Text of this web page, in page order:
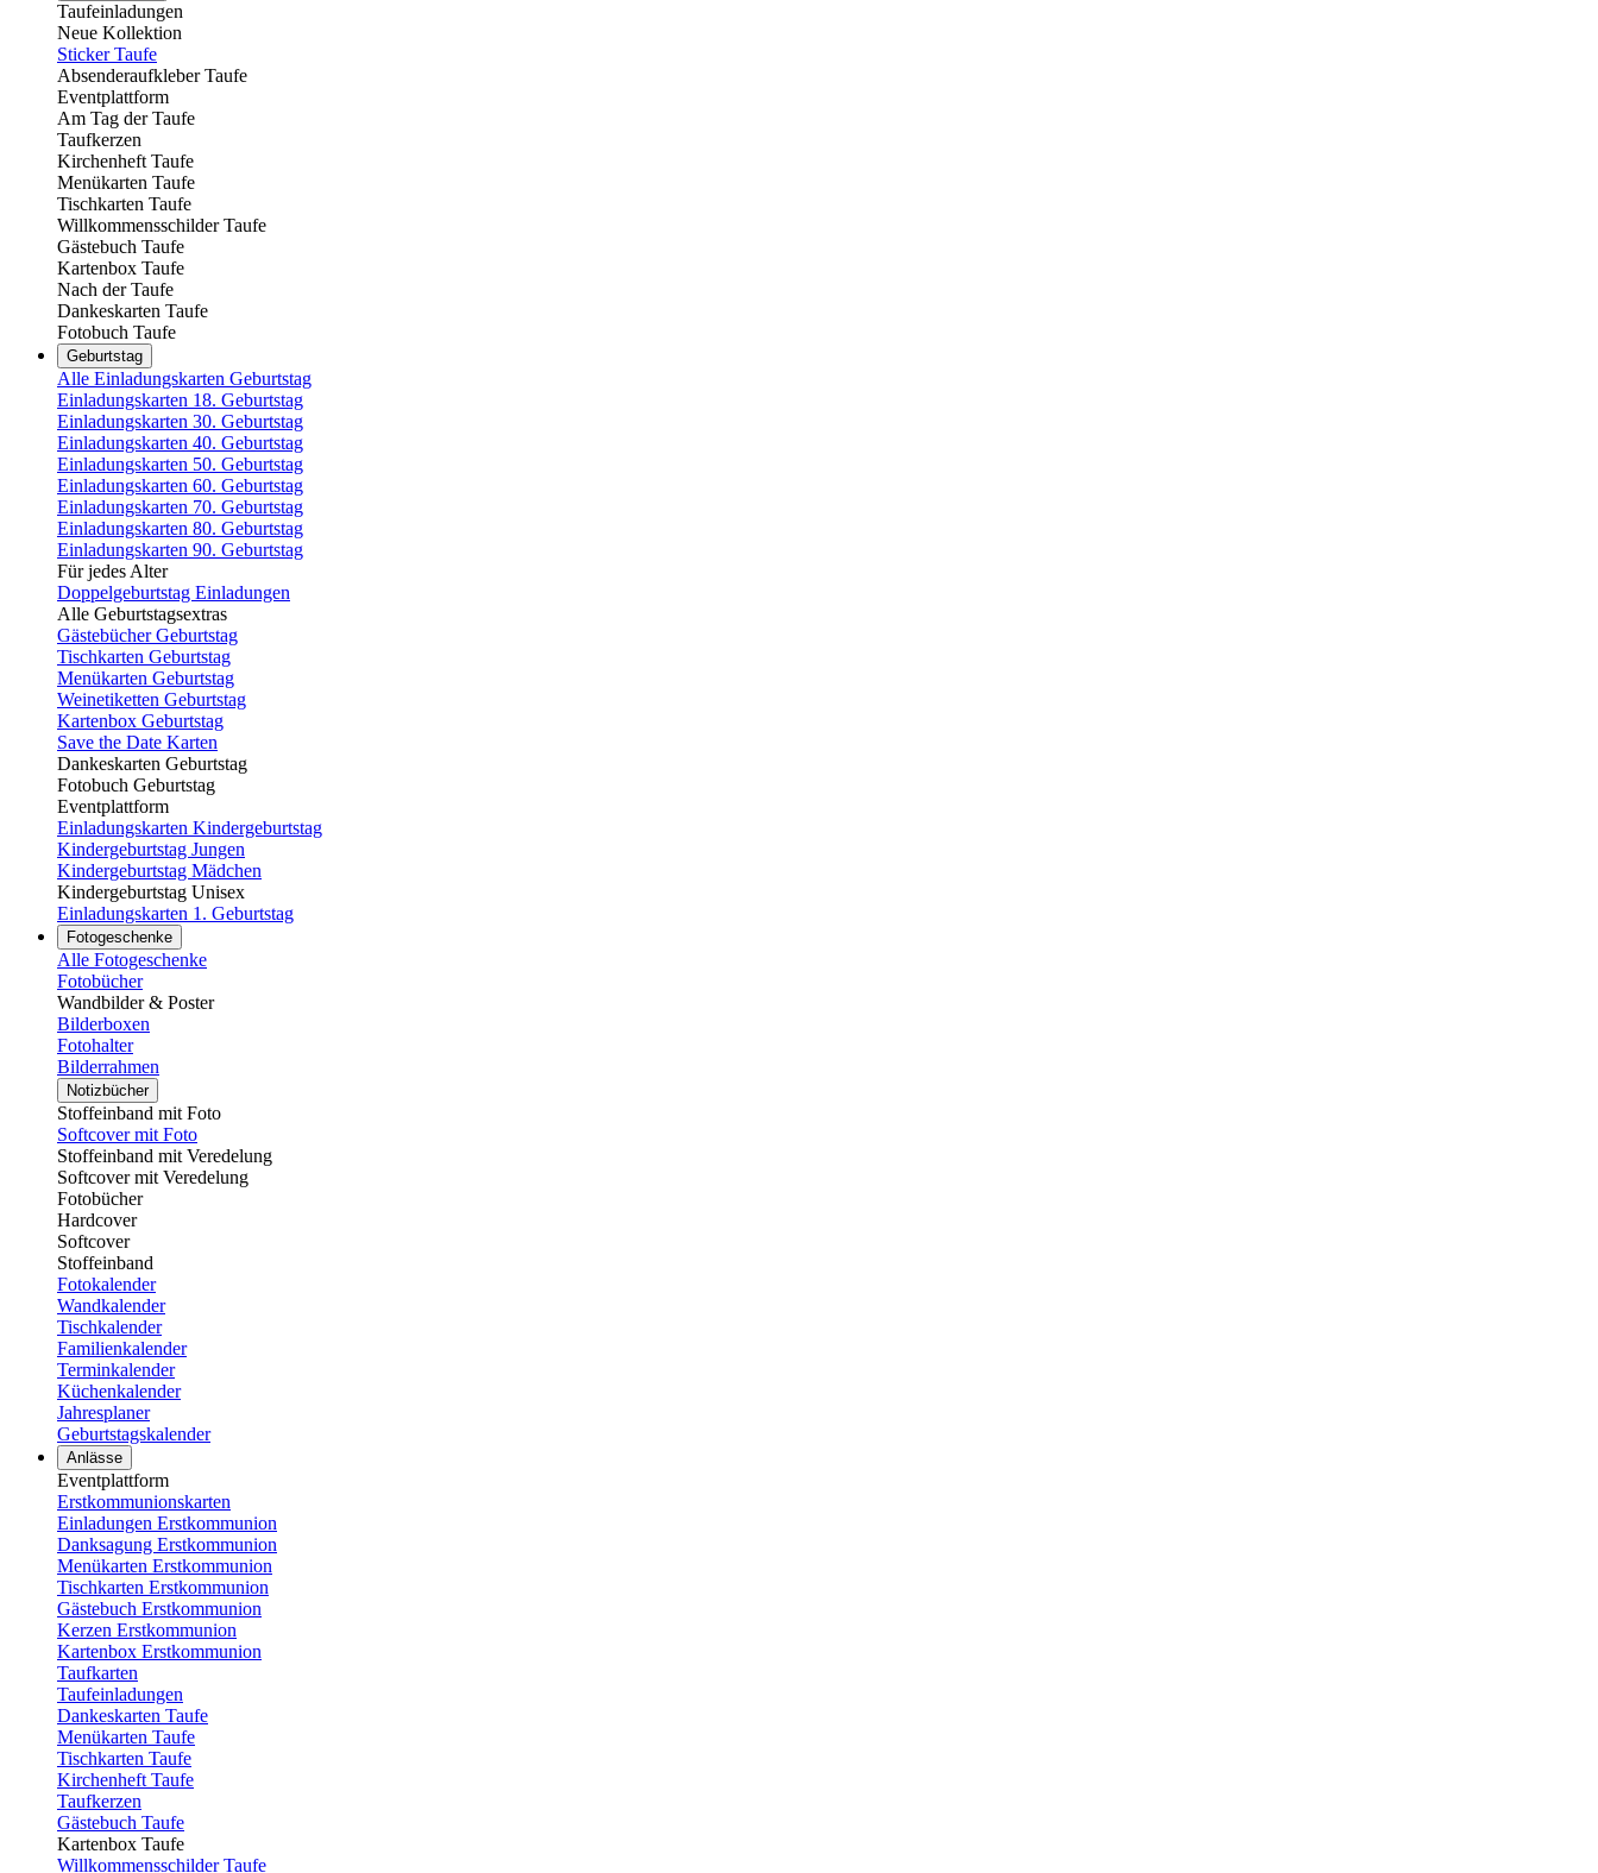
Taufeinladungen
Neue Kollektion
Sticker Taufe
Absenderaufkleber Taufe
Eventplattform
Am Tag der Taufe
Taufkerzen
Kirchenheft Taufe
Menükarten Taufe
Tischkarten Taufe
Willkommensschilder Taufe
Gästebuch Taufe
Kartenbox Taufe
Nach der Taufe
Dankeskarten Taufe
Fotobuch Taufe
Geburtstag
Alle Einladungskarten Geburtstag
Einladungskarten 18. Geburtstag
Einladungskarten 30. Geburtstag
Einladungskarten 40. Geburtstag
Einladungskarten 50. Geburtstag
Einladungskarten 60. Geburtstag
Einladungskarten 70. Geburtstag
Einladungskarten 80. Geburtstag
Einladungskarten 90. Geburtstag
Für jedes Alter
Doppelgeburtstag Einladungen
Alle Geburtstagsextras
Gästebücher Geburtstag
Tischkarten Geburtstag
Menükarten Geburtstag
Weinetiketten Geburtstag
Kartenbox Geburtstag
Save the Date Karten
Dankeskarten Geburtstag
Fotobuch Geburtstag
Eventplattform
Einladungskarten Kindergeburtstag
Kindergeburtstag Jungen
Kindergeburtstag Mädchen
Kindergeburtstag Unisex
Einladungskarten 1. Geburtstag
Fotogeschenke
Alle Fotogeschenke
Fotobücher
Wandbilder & Poster
Bilderboxen
Fotohalter
Bilderrahmen
Notizbücher
Stoffeinband mit Foto
Softcover mit Foto
Stoffeinband mit Veredelung
Softcover mit Veredelung
Fotobücher
Hardcover
Softcover
Stoffeinband
Fotokalender
Wandkalender
Tischkalender
Familienkalender
Terminkalender
Küchenkalender
Jahresplaner
Geburtstagskalender
Anlässe
Eventplattform
Erstkommunionskarten
Einladungen Erstkommunion
Danksagung Erstkommunion
Menükarten Erstkommunion
Tischkarten Erstkommunion
Gästebuch Erstkommunion
Kerzen Erstkommunion
Kartenbox Erstkommunion
Taufkarten
Taufeinladungen
Dankeskarten Taufe
Menükarten Taufe
Tischkarten Taufe
Kirchenheft Taufe
Taufkerzen
Gästebuch Taufe
Kartenbox Taufe
Willkommensschilder Taufe